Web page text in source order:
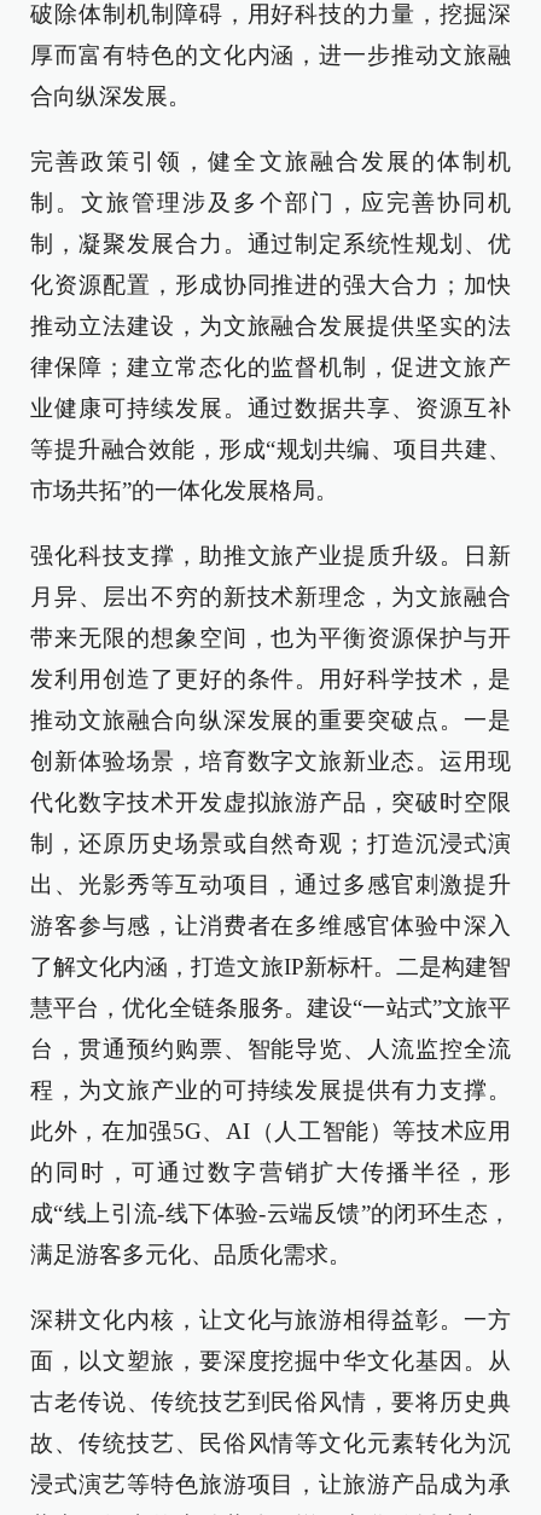
破除体制机制障碍，用好科技的力量，挖掘深
厚而富有特色的文化内涵，进一步推动文旅融
合向纵深发展。
完善政策引领，健全文旅融合发展的体制机
制。文旅管理涉及多个部门，应完善协同机
制，凝聚发展合力。通过制定系统性规划、优
化资源配置，形成协同推进的强大合力；加快
推动立法建设，为文旅融合发展提供坚实的法
律保障；建立常态化的监督机制，促进文旅产
业健康可持续发展。通过数据共享、资源互补
等提升融合效能，形成“规划共编、项目共建、
市场共拓”的一体化发展格局。
强化科技支撑，助推文旅产业提质升级。日新
月异、层出不穷的新技术新理念，为文旅融合
带来无限的想象空间，也为平衡资源保护与开
发利用创造了更好的条件。用好科学技术，是
推动文旅融合向纵深发展的重要突破点。一是
创新体验场景，培育数字文旅新业态。运用现
代化数字技术开发虚拟旅游产品，突破时空限
制，还原历史场景或自然奇观；打造沉浸式演
出、光影秀等互动项目，通过多感官刺激提升
游客参与感，让消费者在多维感官体验中深入
了解文化内涵，打造文旅IP新标杆。二是构建智
慧平台，优化全链条服务。建设“一站式”文旅平
台，贯通预约购票、智能导览、人流监控全流
程，为文旅产业的可持续发展提供有力支撑。
此外，在加强5G、AI（人工智能）等技术应用
的同时，可通过数字营销扩大传播半径，形
成“线上引流-线下体验-云端反馈”的闭环生态，
满足游客多元化、品质化需求。
深耕文化内核，让文化与旅游相得益彰。一方
面，以文塑旅，要深度挖掘中华文化基因。从
古老传说、传统技艺到民俗风情，要将历史典
故、传统技艺、民俗风情等文化元素转化为沉
浸式演艺等特色旅游项目，让旅游产品成为承